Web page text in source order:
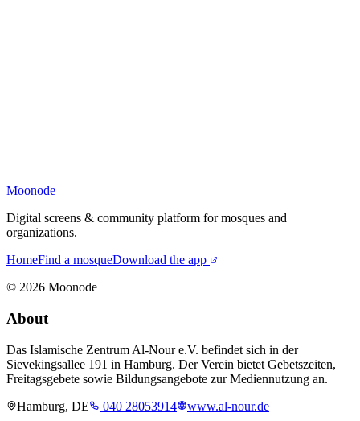
Moonode
Digital screens & community platform for mosques and
organizations.
HomeFind a mosqueDownload the app
© 2026 Moonode
About
Das Islamische Zentrum Al-Nour e.V. befindet sich in der
Sievekingsallee 191 in Hamburg. Der Verein bietet Gebetszeiten,
Freitagsgebete sowie Bildungsangebote zur Mediennutzung an.
Hamburg, DE
040 28053914
www.al-nour.de